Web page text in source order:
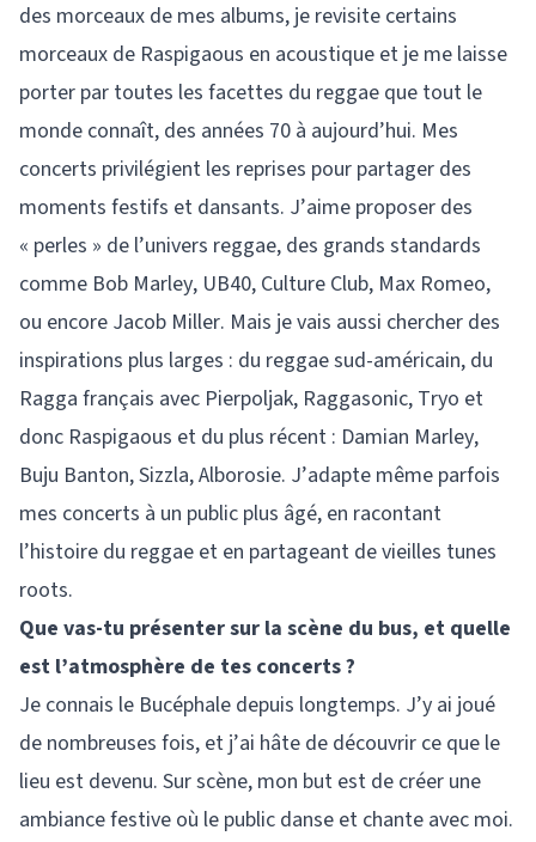
des morceaux de mes albums, je revisite certains
morceaux de Raspigaous en acoustique et je me laisse
porter par toutes les facettes du reggae que tout le
monde connaît, des années 70 à aujourd’hui. Mes
concerts privilégient les reprises pour partager des
moments festifs et dansants. J’aime proposer des
« perles » de l’univers reggae, des grands standards
comme Bob Marley, UB40, Culture Club, Max Romeo,
ou encore Jacob Miller. Mais je vais aussi chercher des
inspirations plus larges : du reggae sud-américain, du
Ragga français avec Pierpoljak, Raggasonic, Tryo et
donc Raspigaous et du plus récent : Damian Marley,
Buju Banton, Sizzla, Alborosie. J’adapte même parfois
mes concerts à un public plus âgé, en racontant
l’histoire du reggae et en partageant de vieilles tunes
roots.
Que vas-tu présenter sur la scène du bus, et quelle
est l’atmosphère de tes concerts ?
Je connais le Bucéphale depuis longtemps. J’y ai joué
de nombreuses fois, et j’ai hâte de découvrir ce que le
lieu est devenu. Sur scène, mon but est de créer une
ambiance festive où le public danse et chante avec moi.